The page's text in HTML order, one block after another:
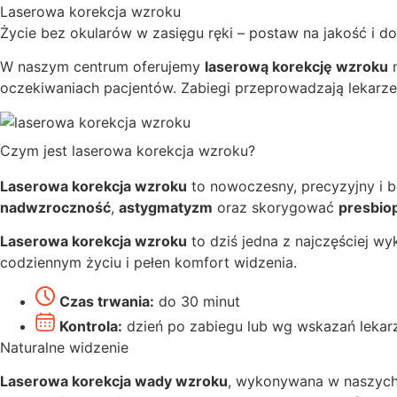
Laserowa korekcja wzroku
Życie bez okularów w zasięgu ręki – postaw na jakość i
W naszym centrum oferujemy laserową korekcję wzroku
oczekiwaniach pacjentów. Zabiegi przeprowadzają
Czym jest laserowa korekcja wzroku?
Laserowa korekcja wzroku to nowoczesny, precyzyjny i
nadwzroczność, astygmatyzm oraz skorygować
Laserowa korekcja wzroku to dziś jedna z najczęściej
codziennym życiu i pełen komfort widzenia.
Czas trwania: do 30 minut
Kontrola: dzień po zabiegu lub wg wskazań
Naturalne widzenie
Laserowa korekcja wady wzroku, wykonywana w